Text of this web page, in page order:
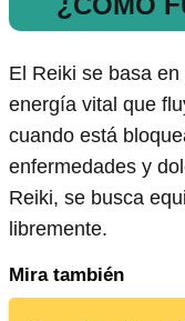
El Reiki se basa
energía vital que
cuando está
enfermedades y
Reiki, se busca
libremente.
Mira también